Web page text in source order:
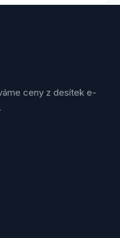
ceny z desítek e-